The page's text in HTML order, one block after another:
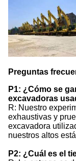
Preguntas
P1: ¿Cómo se
excavadoras
R: Nuestro
exhaustivas y
excavadora
nuestros altos
P2: ¿Cuál es el